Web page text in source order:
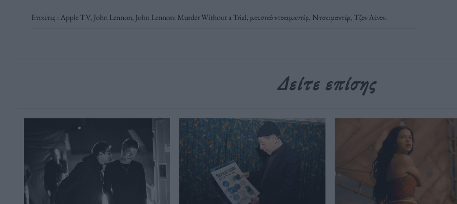
Ετικέτες :Apple TV, John Lennon, John Lennon: Murder Without a Trial, μουσικό ντοκιμαντέρ, Ντοκιμαντέρ, Τζον Λένον.
Δείτε επίσης